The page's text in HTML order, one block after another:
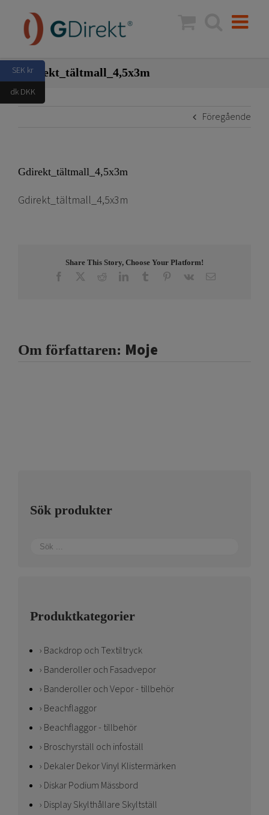
innehållet
Gdirekt_tältmall_4,5x3m
Föregående
Gdirekt_tältmall_4,5x3m
Gdirekt_tältmall_4,5x3m
Share This Story, Choose Your Platform!
Facebook RedditLinkedInTumblr Pinterest
Vk E-
Om författaren: Moje
Sök produkter
Produktkategorier
Backdrop och Textiltryck
Banderoller och Fasadvepor
Banderoller och Vepor - tillbehör
Beachflaggor
Beachflaggor - tillbehör
Broschyrställ och infoställ
Dekaler Dekor Vinyl Klistermärken
Diskar Podium Mässbord
Display Skylthållare Skyltställ
SEK kr
dk DKK